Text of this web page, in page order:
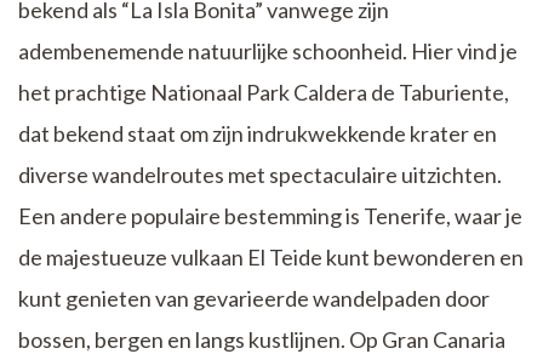
bekend als “La Isla Bonita” vanwege zijn
adembenemende natuurlijke schoonheid. Hier vind je
het prachtige Nationaal Park Caldera de Taburiente,
dat bekend staat om zijn indrukwekkende krater en
diverse wandelroutes met spectaculaire uitzichten.
Een andere populaire bestemming is Tenerife, waar je
de majestueuze vulkaan El Teide kunt bewonderen en
kunt genieten van gevarieerde wandelpaden door
bossen, bergen en langs kustlijnen. Op Gran Canaria